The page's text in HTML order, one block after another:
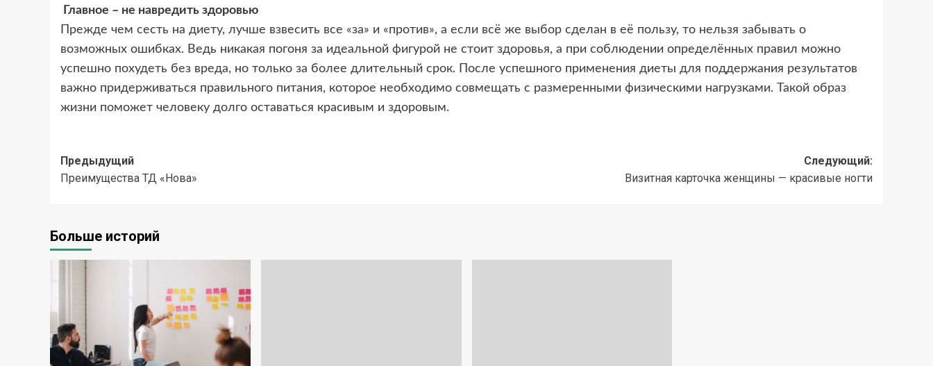
Главное – не навредить здоровью
Прежде чем сесть на диету, лучше взвесить все «за» и «против», а если всё же выбор сделан в её пользу, то нельзя забывать о
возможных ошибках. Ведь никакая погоня за идеальной фигурой не стоит здоровья, а при соблюдении определённых правил можно
успешно похудеть без вреда, но только за более длительный срок. После успешного применения диеты для поддержания результатов
важно придерживаться правильного питания, которое необходимо совмещать с размеренными физическими нагрузками. Такой образ
жизни поможет человеку долго оставаться красивым и здоровым.
Навигация
записи
Предыдущий
Преимущества ТД «Нова»
Следующий:
Визитная карточка женщины — красивые ногти
Больше историй